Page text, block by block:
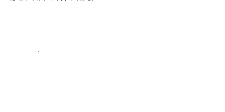
आज ही शुरू करें